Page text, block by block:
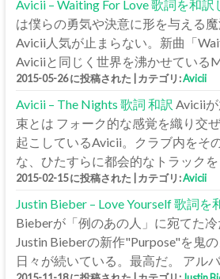
Avicii – Waiting For Love 歌詞を和訳
は僕らの勇気や決意に形を与える
Avicii人気が止まらない。新曲「
Aviciiと同じく世界を沸かせている
2015-05-26 に投稿された カテゴリ:Avicii
Avicii – The Nights 歌詞 和訳 Avicii
束とは フォーク的な感覚を織り交
起こしているAvicii。クラブ内をそ
な、ひたすらに都会的なトラック
2015-02-15 に投稿された カテゴリ:Avicii
Justin Bieber – Love Yourself 歌詞を
Bieberが「例のあの人」に宛てた
Justin Bieberの新作"Purpose"を鬼
日々が続いている。最高だ。 アル